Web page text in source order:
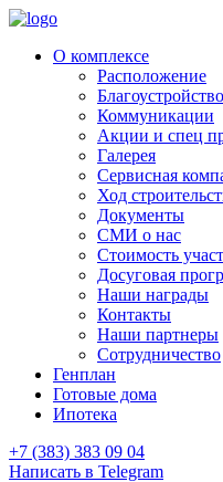
О комплексе
Расположение
Благоустройство
Коммуникации
Акции и спец
Галерея
Сервисная
Ход
Документы
СМИ о нас
Стоимость
Досуговая
Наши награды
Контакты
Наши партнеры
Сотрудничество
Генплан
Готовые дома
Ипотека
+7 (383) 383 09 04
Написать в Telegram